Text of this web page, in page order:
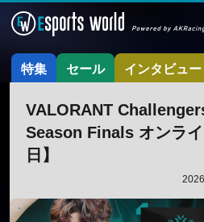
特集 セール インタビュー
VALORANT
Season Finals オンラ
日】